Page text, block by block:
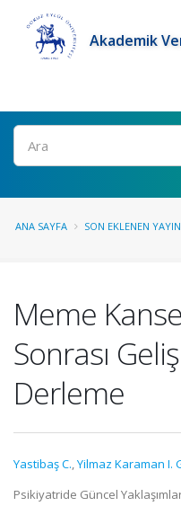
Akademik
Ara
ANA SAYFA SON EKLENEN
Meme
Sonrası
Derleme
Yastibaş C.,Yilmaz Karaman I.
Psikiyatride Güncel